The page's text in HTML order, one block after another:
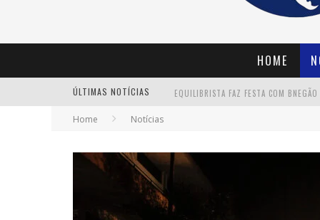
HOME
ÚLTIMAS NOTÍCIAS
Home Notícias